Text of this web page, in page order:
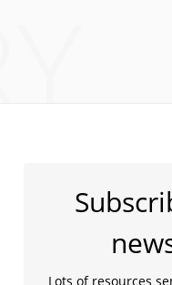
Lots of resources